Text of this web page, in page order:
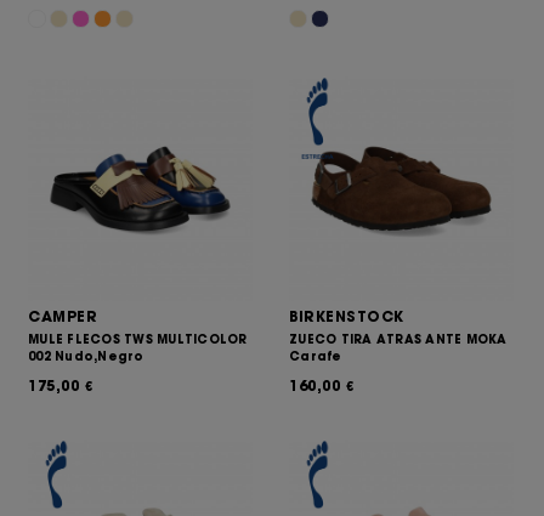
CAMPER
MULE FLECOS TWS MULTICOLOR
002 Nudo,Negro
175,00 €
BIRKENSTOCK
ZUECO TIRA ATRAS ANTE MOKA
Carafe
160,00 €